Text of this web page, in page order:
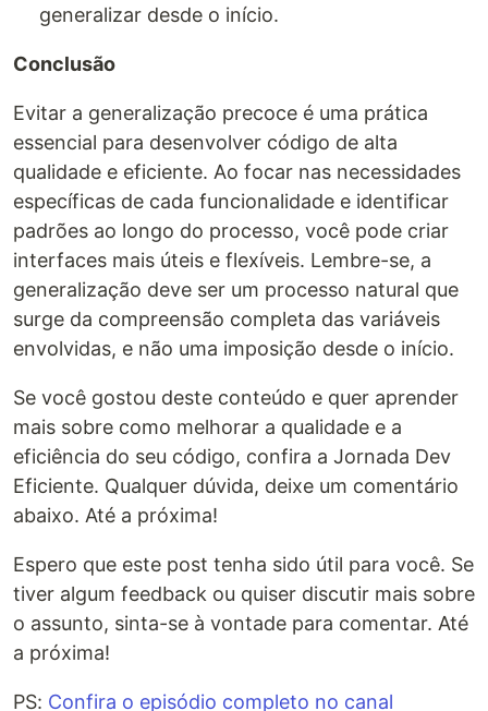
generalizar desde o início.
Conclusão
Evitar a generalização precoce é uma prática
essencial para desenvolver código de alta
qualidade e eficiente. Ao focar nas necessidades
específicas de cada funcionalidade e identificar
padrões ao longo do processo, você pode criar
interfaces mais úteis e flexíveis. Lembre-se, a
generalização deve ser um processo natural que
surge da compreensão completa das variáveis
envolvidas, e não uma imposição desde o início.
Se você gostou deste conteúdo e quer aprender
mais sobre como melhorar a qualidade e a
eficiência do seu código, confira a Jornada Dev
Eficiente. Qualquer dúvida, deixe um comentário
abaixo. Até a próxima!
Espero que este post tenha sido útil para você. Se
tiver algum feedback ou quiser discutir mais sobre
o assunto, sinta-se à vontade para comentar. Até
a próxima!
PS: Confira o episódio completo no canal